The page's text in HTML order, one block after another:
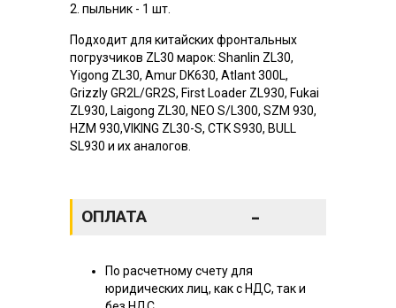
2. пыльник - 1 шт.
Подходит для китайских фронтальных
погрузчиков ZL30 марок: Shanlin ZL30,
Yigong ZL30, Amur DK630, Atlant 300L,
Grizzly GR2L/GR2S, First Loader ZL930, Fukai
ZL930, Laigong ZL30, NEO S/L300, SZM 930,
HZM 930,VIKING ZL30-S, CTK S930, BULL
SL930 и их аналогов.
ОПЛАТА -
По расчетному счету для
юридических лиц, как с НДС, так и